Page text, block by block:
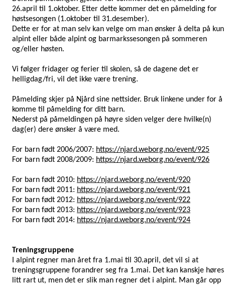
26.april til 1.oktober. Etter dette kommer det en påmelding for
høstsesongen (1.oktober til 31.desember).
Dette er for at man selv kan velge om man ønsker å delta på kun
alpint eller både alpint og barmarkssesongen på sommeren
og/eller høsten.
Vi følger fridager og ferier til skolen, så de dagene det er
helligdag/fri, vil det ikke være trening.
Påmelding skjer på Njård sine nettsider. Bruk linkene under for å
komme til påmelding for ditt barn.
Nederst på påmeldingen på høyre siden velger dere hvilke(n)
dag(er) dere ønsker å være med.
For barn født 2006/2007: https://njard.weborg.no/event/925
For barn født 2008/2009: https://njard.weborg.no/event/926
For barn født 2010: https://njard.weborg.no/event/920
For barn født 2011: https://njard.weborg.no/event/921
For barn født 2012: https://njard.weborg.no/event/922
For barn født 2013: https://njard.weborg.no/event/923
For barn født 2014: https://njard.weborg.no/event/924
Treningsgruppene
I alpint regner man året fra 1.mai til 30.april, det vil si at
treningsgruppene forandrer seg fra 1.mai. Det kan kanskje høres
litt rart ut, men det er slik man regner det i alpint. Man går opp